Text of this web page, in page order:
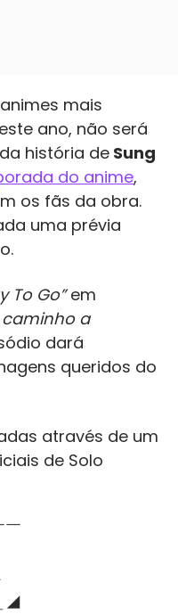
mais
ano, não será
história deSung
do anime,
os fãs da obra.
uma prévia
To Go”em
caminho a
dará
queridos do
através de um
de Solo
￣
◢